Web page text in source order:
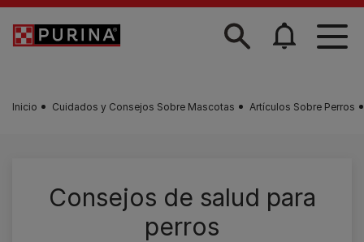
Skip to main content
Inicio Cuidados y Consejos Sobre Mascotas Artículos Sobre Perros
Consejos de salud para
perros